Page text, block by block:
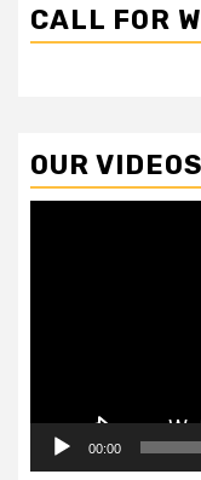
CALL FOR
OUR VIDEOS
00:00